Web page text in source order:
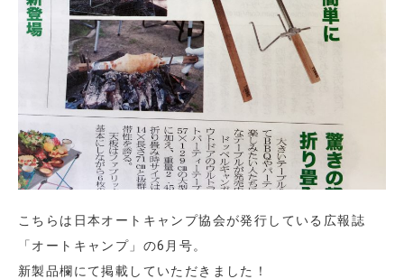
こちらは日本オートキャンプ協会が発行している広報誌
「オートキャンプ」の6月号。
新製品欄にて掲載していただきました！